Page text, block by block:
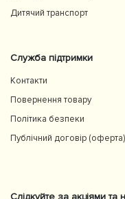
Дитячий транспорт
Служба підтримки
Контакти
Повернення товару
Політика безпеки
Публічний договір (оферта)
Слідкуйте за акціями та